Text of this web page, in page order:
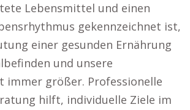
Lebensmittel und einen
gekennzeichnet ist,
einer gesunden Ernährung
und unsere
immer größer. Professionelle
hilft, individuelle Ziele im